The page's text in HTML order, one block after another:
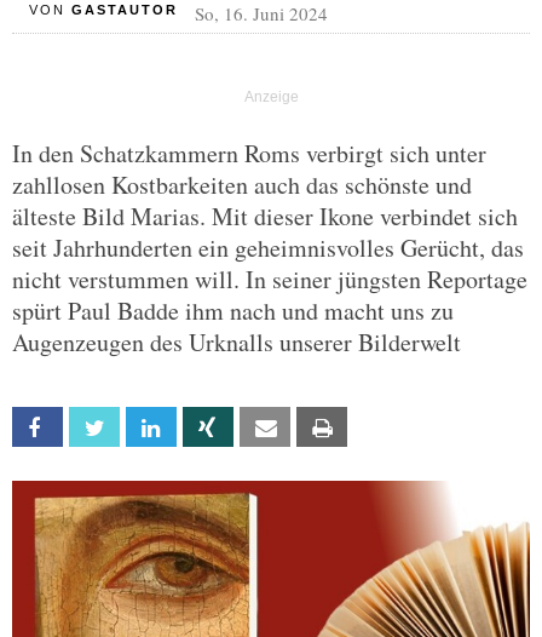
VON GASTAUTOR So, 16. Juni 2024
In den Schatzkammern Roms verbirgt sich unter
zahllosen Kostbarkeiten auch das schönste und
älteste Bild Marias. Mit dieser Ikone verbindet sich
seit Jahrhunderten ein geheimnisvolles Gerücht, das
nicht verstummen will. In seiner jüngsten Reportage
spürt Paul Badde ihm nach und macht uns zu
Augenzeugen des Urknalls unserer Bilderwelt
Facebook Twitter Linkedin Xing Email